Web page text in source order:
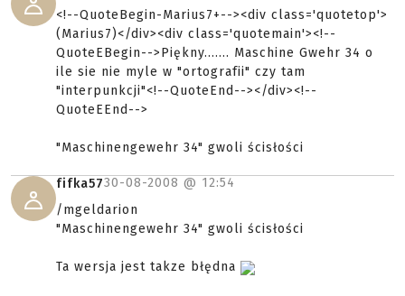
<!--QuoteBegin-Marius7+--><div class='quotetop'>
(Marius7)</div><div class='quotemain'><!--
QuoteEBegin-->Piękny....... Maschine Gwehr 34 o
ile sie nie myle w "ortografii" czy tam
"interpunkcji"<!--QuoteEnd--></div><!--
QuoteEEnd-->
"Maschinengewehr 34" gwoli ścisłości
fifka5730-08-2008 @ 12:54
/mgeldarion
"Maschinengewehr 34" gwoli ścisłości
Ta wersja jest takze błędna